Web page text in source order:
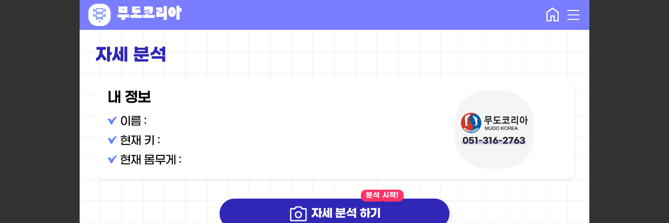
무도코리아
자세 분석
내 정보
이름 :
현재 키 :
현재 몸무게 :
자세 분석 하기
분석 시작!